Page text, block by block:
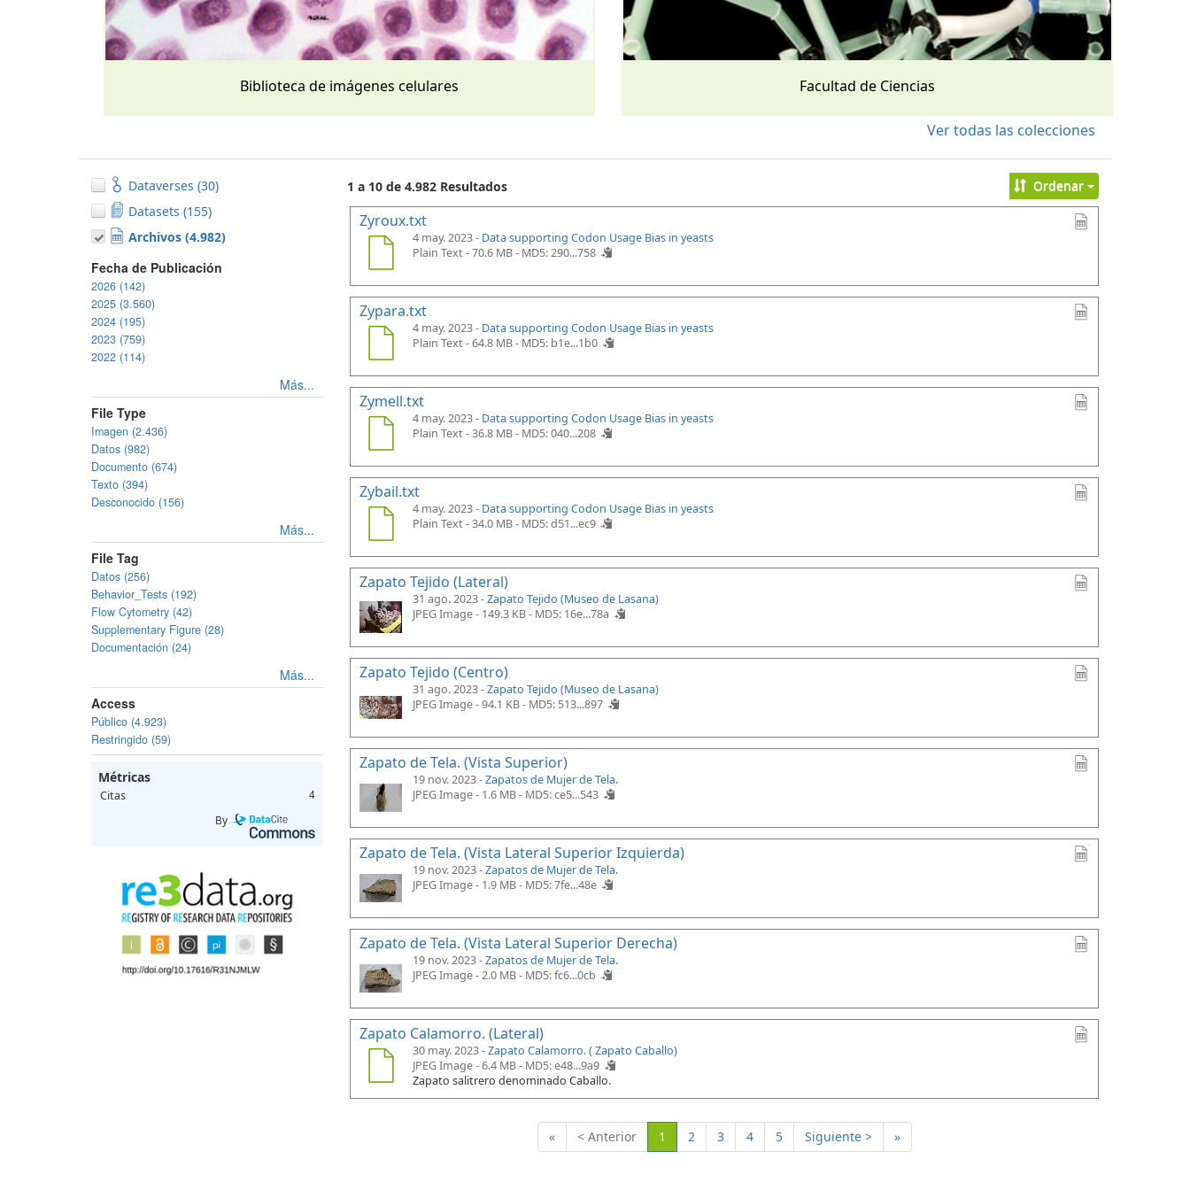
Biblioteca de imágenes celulares Facultad de Ciencias
Ver todas las colecciones
Dataverses (30)
Datasets (155)
Archivos (4.982)
Fecha de Publicación
2026 (142)
2025 (3.560)
2024 (195)
2023 (759)
2022 (114)
Más...
File Type
Imagen (2.436)
Datos (982)
Documento (674)
Texto (394)
Desconocido (156)
Más...
File Tag
Datos (256)
Behavior_Tests (192)
Flow Cytometry (42)
Supplementary Figure (28)
Documentación (24)
Más...
Access
Público (4.923)
Restringido (59)
Métricas
Citas 4
By
1 a 10 de 4.982 Resultados Ordenar
Zyroux.txt
4 may. 2023 - Data supporting Codon Usage Bias in yeasts
Plain Text - 70.6 MB - MD5: 290...758
Zypara.txt
4 may. 2023 - Data supporting Codon Usage Bias in yeasts
Plain Text - 64.8 MB - MD5: b1e...1b0
Zymell.txt
4 may. 2023 - Data supporting Codon Usage Bias in yeasts
Plain Text - 36.8 MB - MD5: 040...208
Zybail.txt
4 may. 2023 - Data supporting Codon Usage Bias in yeasts
Plain Text - 34.0 MB - MD5: d51...ec9
Zapato Tejido (Lateral)
31 ago. 2023 -Zapato Tejido (Museo de Lasana)
JPEG Image - 149.3 KB - MD5: 16e...78a
Zapato Tejido (Centro)
31 ago. 2023 -Zapato Tejido (Museo de Lasana)
JPEG Image - 94.1 KB - MD5: 513...897
Zapato de Tela. (Vista Superior)
19 nov. 2023 -Zapatos de Mujer de Tela.
JPEG Image - 1.6 MB - MD5: ce5...543
Zapato de Tela. (Vista Lateral Superior Izquierda)
19 nov. 2023 -Zapatos de Mujer de Tela.
JPEG Image - 1.9 MB - MD5: 7fe...48e
Zapato de Tela. (Vista Lateral Superior Derecha)
19 nov. 2023 -Zapatos de Mujer de Tela.
JPEG Image - 2.0 MB - MD5: fc6...0cb
Zapato Calamorro. (Lateral)
30 may. 2023 -Zapato Calamorro. ( Zapato Caballo)
JPEG Image - 6.4 MB - MD5: e48...9a9
Zapato salitrero denominado Caballo.
« < Anterior 1 (Actual)
2 3 4 5 Siguiente > »